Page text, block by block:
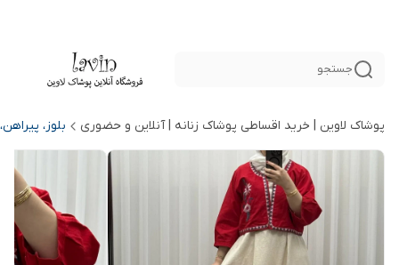
جستجو
پوشاک لاوین | خرید اقساطی پوشاک زنانه | آنلاین و حضوری بلوز،